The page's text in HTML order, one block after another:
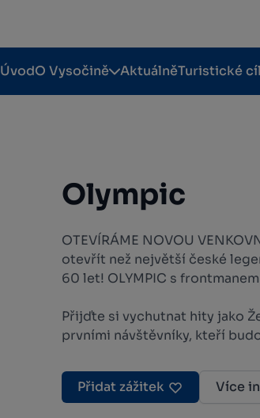
ÚvodO Vysočině AktuálněTuristické
Olympic
OTEVÍRÁME NOVOU
otevřít než největší české
60 let! OLYMPIC s frontmanem
Přijďte si vychutnat hity jako
prvními návštěvníky, kteří
Přidat zážitek Více